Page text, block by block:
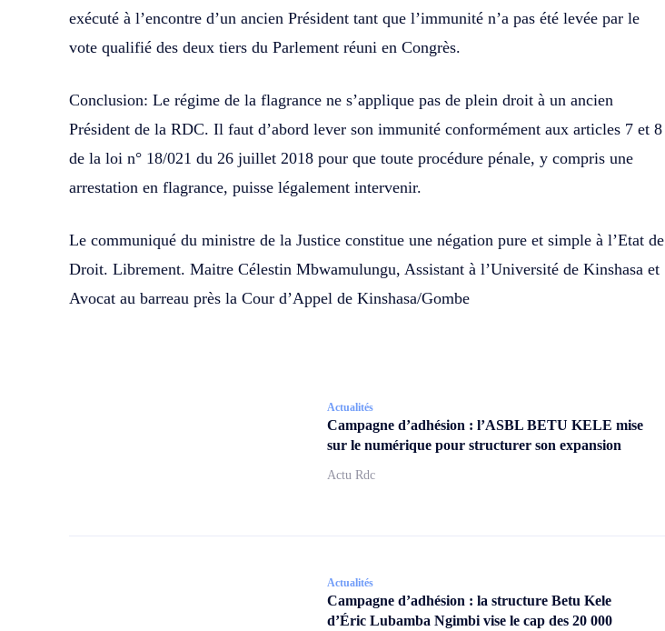
exécuté à l’encontre d’un ancien Président tant que l’immunité n’a pas été levée par le
vote qualifié des deux tiers du Parlement réuni en Congrès.
Conclusion: Le régime de la flagrance ne s’applique pas de plein droit à un ancien
Président de la RDC. Il faut d’abord lever son immunité conformément aux articles 7 et 8
de la loi n° 18/021 du 26 juillet 2018 pour que toute procédure pénale, y compris une
arrestation en flagrance, puisse légalement intervenir.
Le communiqué du ministre de la Justice constitue une négation pure et simple à l’Etat de
Droit. Librement. Maitre Célestin Mbwamulungu, Assistant à l’Université de Kinshasa et
Avocat au barreau près la Cour d’Appel de Kinshasa/Gombe
Actualités
Campagne d’adhésion : l’ASBL BETU KELE mise
sur le numérique pour structurer son expansion
Actu Rdc
Actualités
Campagne d’adhésion : la structure Betu Kele
d’Éric Lubamba Ngimbi vise le cap des 20 000